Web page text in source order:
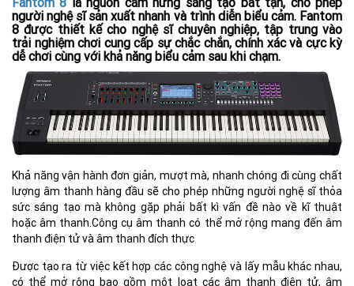
người nghệ sĩ sản xuất nhanh và trình diễn biểu cảm. Fantom
8 được thiết kế cho nghệ sĩ chuyên nghiệp, tập trung vào
trải nghiệm chơi cung cấp sự chắc chắn, chính xác và cực kỳ
dễ chơi cùng với khả năng biểu cảm sau khi chạm.
Khả năng vận hành đơn giản, mượt mà, nhanh chóng đi cùng chất
lượng âm thanh hàng đầu sẽ cho phép những người nghệ sĩ thỏa
sức sáng tạo mà không gặp phải bất kì vấn đề nào về kĩ thuật
hoặc âm thanh.Công cụ âm thanh có thể mở rộng mang đến âm
thanh điện tử và âm thanh đích thực
Được tạo ra từ việc kết hợp các công nghệ và lấy mẫu khác nhau,
có thể mở rộng bao gồm một loạt các âm thanh điện tử, âm